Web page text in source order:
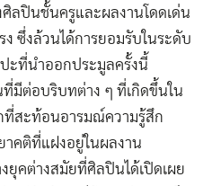
ลปินชั้นครูและผลงานโดดเด่น
ซึ่งล้วนได้การยอมรับในระดับ
ะที่นำออกประมูลครั้งนี้
มีต่อบริบทต่าง ๆ ที่เกิดขึ้นใน
ที่สะท้อนอารมณ์ความรู้สึก
คติที่แฝงอยู่ในผลงาน
ยุคต่างสมัยที่ศิลปินได้เปิดเผย